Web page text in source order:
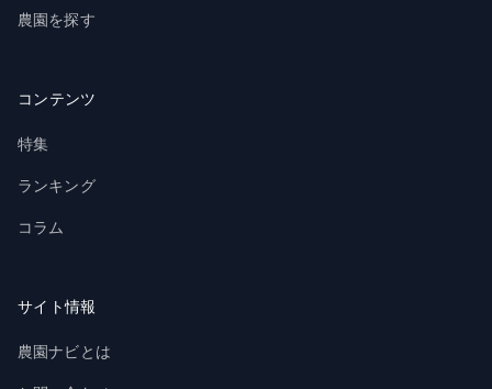
農園を探す
コンテンツ
特集
ランキング
コラム
サイト情報
農園ナビとは